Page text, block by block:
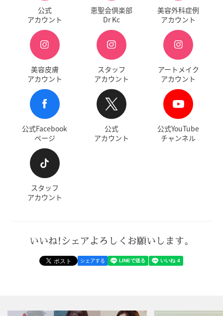
公式
アカウント
恵聖会倶楽部
Dr Kc
美容外科症例
アカウント
美容皮膚
アカウント
スタッフ
アカウント
アートメイク
アカウント
公式Facebook
ページ
公式
アカウント
公式YouTube
チャンネル
スタッフ
アカウント
いいね!シェアよろしくお願いします。
シェアする